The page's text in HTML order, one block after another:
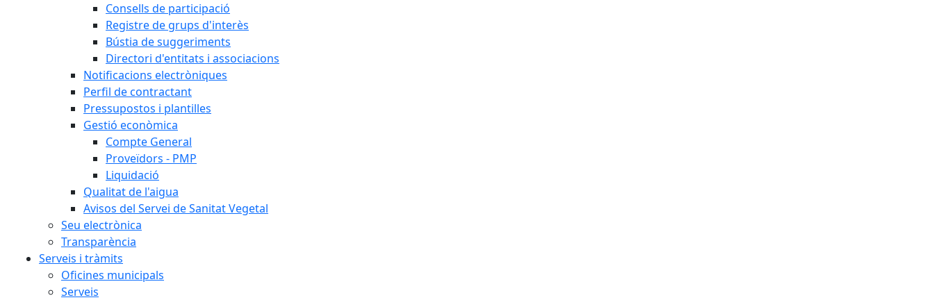
Consells de participació
Registre de grups d'interès
Bústia de suggeriments
Directori d'entitats i associacions
Notificacions electròniques
Perfil de contractant
Pressupostos i plantilles
Gestió econòmica
Compte General
Proveïdors - PMP
Liquidació
Qualitat de l'aigua
Avisos del Servei de Sanitat Vegetal
Seu electrònica
Transparència
Serveis i tràmits
Oficines municipals
Serveis